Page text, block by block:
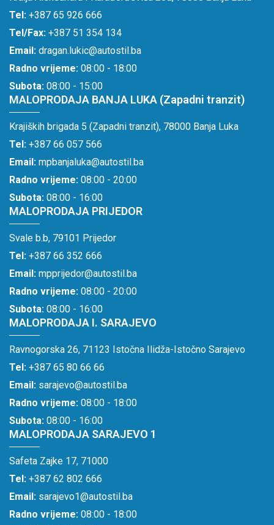
Tel: +387 65 926 666
Tel/Fax: +387 51 354 134
Email: dragan.lukic@autostil.ba
Radno vrijeme: 08:00 - 18:00
Subota: 08:00 - 15:00
MALOPRODAJA BANJA LUKA (Zapadni tranzit)
Krajiških brigada 5 (Zapadni tranzit), 78000 Banja Luka
Tel: +387 66 057 566
Email: mpbanjaluka@autostil.ba
Radno vrijeme: 08:00 - 20:00
Subota: 08:00 - 16:00
MALOPRODAJA PRIJEDOR
Svale b.b, 79101 Prijedor
Tel: +387 66 352 666
Email: mpprijedor@autostil.ba
Radno vrijeme: 08:00 - 20:00
Subota: 08:00 - 16:00
MALOPRODAJA I. SARAJEVO
Ravnogorska 26, 71123 Istočna Ilidža-Istočno Sarajevo
Tel: +387 65 80 66 66
Email: sarajevo@autostil.ba
Radno vrijeme: 08:00 - 18:00
Subota: 08:00 - 16:00
MALOPRODAJA SARAJEVO 1
Safeta Zajke 17, 71000
Tel: +387 62 802 666
Email: sarajevo1@autostil.ba
Radno vrijeme: 08:00 - 18:00